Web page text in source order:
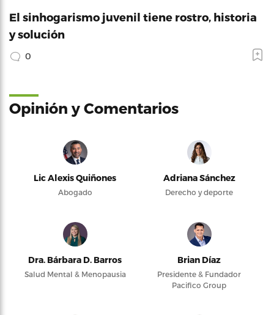
El sinhogarismo juvenil tiene rostro, historia
y solución
0
Opinión y Comentarios
Lic Alexis Quiñones
Abogado
Adriana Sánchez
Derecho y deporte
Dra. Bárbara D. Barros
Salud Mental & Menopausia
Brian Díaz
Presidente & Fundador
Pacifico Group